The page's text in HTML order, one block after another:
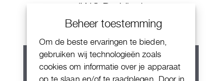
Beheer toestemming
Om de beste ervaringen te bieden,
gebruiken wij technologieën zoals
cookies om informatie over je apparaat
op te slaan en/of te raadplegen. Door in
IWC Da Vinci